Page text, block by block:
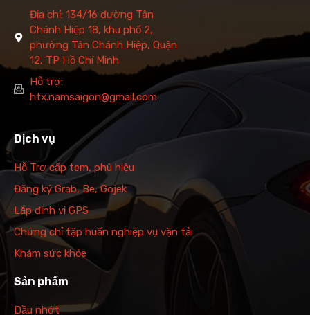
Địa chỉ: 134/16 đường Tân
Chánh Hiệp 18, khu phố 2,
phường Tân Chánh Hiệp, Quận
12, TP Hồ Chí Minh
Hỗ trợ:
htx.namsaigon@gmail.com
Dịch vụ
Hỗ Trợ cấp tem, phù hiệu
Đăng ký Grab, Be, Gojek
Lắp định vị GPS
Chứng chỉ tập huấn nghiệp vụ vận tải
Khám sức khỏe
Sản phẩm
Dầu nhớt